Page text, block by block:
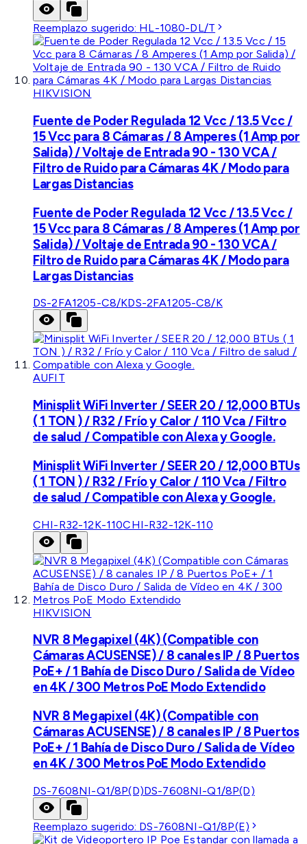
Reemplazo sugerido: HL-1080-DL/T
HIKVISION
Fuente de Poder Regulada 12 Vcc / 13.5 Vcc /
15 Vcc para 8 Cámaras / 8 Amperes (1 Amp por
Salida) / Voltaje de Entrada 90 - 130 VCA /
Filtro de Ruido para Cámaras 4K / Modo para
Largas Distancias
Fuente de Poder Regulada 12 Vcc / 13.5 Vcc /
15 Vcc para 8 Cámaras / 8 Amperes (1 Amp por
Salida) / Voltaje de Entrada 90 - 130 VCA /
Filtro de Ruido para Cámaras 4K / Modo para
Largas Distancias
DS-2FA1205-C8/KDS-2FA1205-C8/K
AUFIT
Minisplit WiFi Inverter / SEER 20 / 12,000 BTUs
( 1 TON ) / R32 / Frío y Calor / 110 Vca / Filtro
de salud / Compatible con Alexa y Google.
Minisplit WiFi Inverter / SEER 20 / 12,000 BTUs
( 1 TON ) / R32 / Frío y Calor / 110 Vca / Filtro
de salud / Compatible con Alexa y Google.
CHI-R32-12K-110CHI-R32-12K-110
HIKVISION
NVR 8 Megapixel (4K) (Compatible con
Cámaras ACUSENSE) / 8 canales IP / 8 Puertos
PoE+ / 1 Bahía de Disco Duro / Salida de Vídeo
en 4K / 300 Metros PoE Modo Extendido
NVR 8 Megapixel (4K) (Compatible con
Cámaras ACUSENSE) / 8 canales IP / 8 Puertos
PoE+ / 1 Bahía de Disco Duro / Salida de Vídeo
en 4K / 300 Metros PoE Modo Extendido
DS-7608NI-Q1/8P(D)DS-7608NI-Q1/8P(D)
Reemplazo sugerido: DS-7608NI-Q1/8P(E)